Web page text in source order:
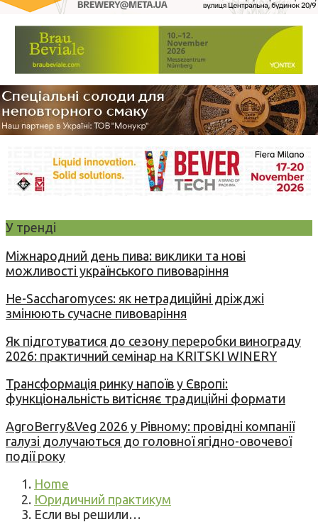
У тренді
Міжнародний день пива: виклики та нові
можливості українського пивоваріння
Не-Saccharomyces: як нетрадиційні дріжджі
змінюють сучасне пивоваріння
Як підготуватися до сезону переробки винограду
2026: практичний семінар на KRITSKI WINERY
Трансформація ринку напоїв у Європі:
функціональність витісняє традиційні формати
AgroBerry&Veg 2026 у Рівному: провідні компанії
галузі долучаються до головної ягідно-овочевої
події року
Home
Юридичний практикум
Если вы решили…